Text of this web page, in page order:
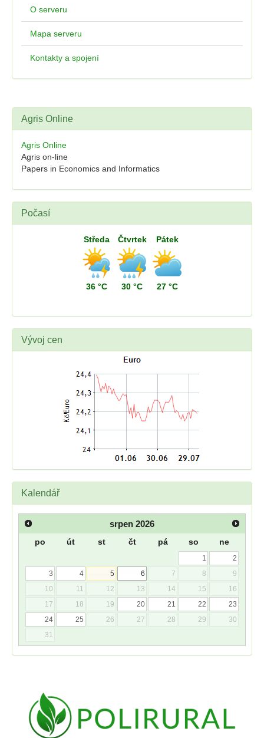
O serveru
Mapa serveru
Kontakty a spojení
Agris Online
Agris Online
Agris on-line
Papers in Economics and Informatics
Počasí
Středa
36 °C
Čtvrtek
30 °C
Pátek
27 °C
Vývoj cen
Kalendář
srpen 2026
po út st čt pá so ne
1
2
3
4 5 6 7 8
9
10
11 12 13 14 15
16
17
18 19 20 21 22
23
24
25 26 27 28 29
30
31